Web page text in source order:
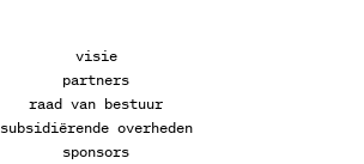
visie
partners
raad van bestuur
subsidiërende overheden
sponsors